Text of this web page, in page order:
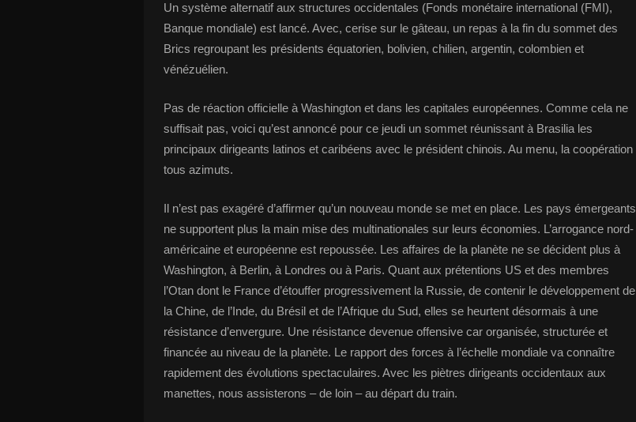
Un système alternatif aux structures occidentales (Fonds monétaire international (FMI),
Banque mondiale) est lancé. Avec, cerise sur le gâteau, un repas à la fin du sommet des
Brics regroupant les présidents équatorien, bolivien, chilien, argentin, colombien et
vénézuélien.
Pas de réaction officielle à Washington et dans les capitales européennes. Comme cela ne
suffisait pas, voici qu’est annoncé pour ce jeudi un sommet réunissant à Brasilia les
principaux dirigeants latinos et caribéens avec le président chinois. Au menu, la coopération
tous azimuts.
Il n’est pas exagéré d’affirmer qu’un nouveau monde se met en place. Les pays émergeants
ne supportent plus la main mise des multinationales sur leurs économies. L’arrogance nord-
américaine et européenne est repoussée. Les affaires de la planète ne se décident plus à
Washington, à Berlin, à Londres ou à Paris. Quant aux prétentions US et des membres
l’Otan dont le France d’étouffer progressivement la Russie, de contenir le développement de
la Chine, de l’Inde, du Brésil et de l’Afrique du Sud, elles se heurtent désormais à une
résistance d’envergure. Une résistance devenue offensive car organisée, structurée et
financée au niveau de la planète. Le rapport des forces à l’échelle mondiale va connaître
rapidement des évolutions spectaculaires. Avec les piètres dirigeants occidentaux aux
manettes, nous assisterons – de loin – au départ du train.